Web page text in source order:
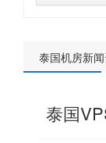
泰国机房新
泰国